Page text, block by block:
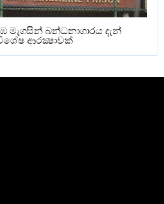
බන්ධනාගාරය දැන්
ආරක්‍ෂාවක්